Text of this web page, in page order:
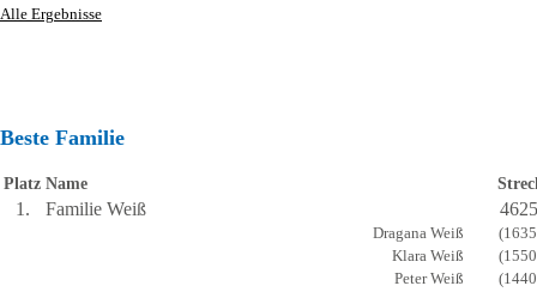
Alle Ergebnisse
Beste Familie
Platz Name
1. Familie Weiß
Dragana Weiß
Klara Weiß
Peter Weiß